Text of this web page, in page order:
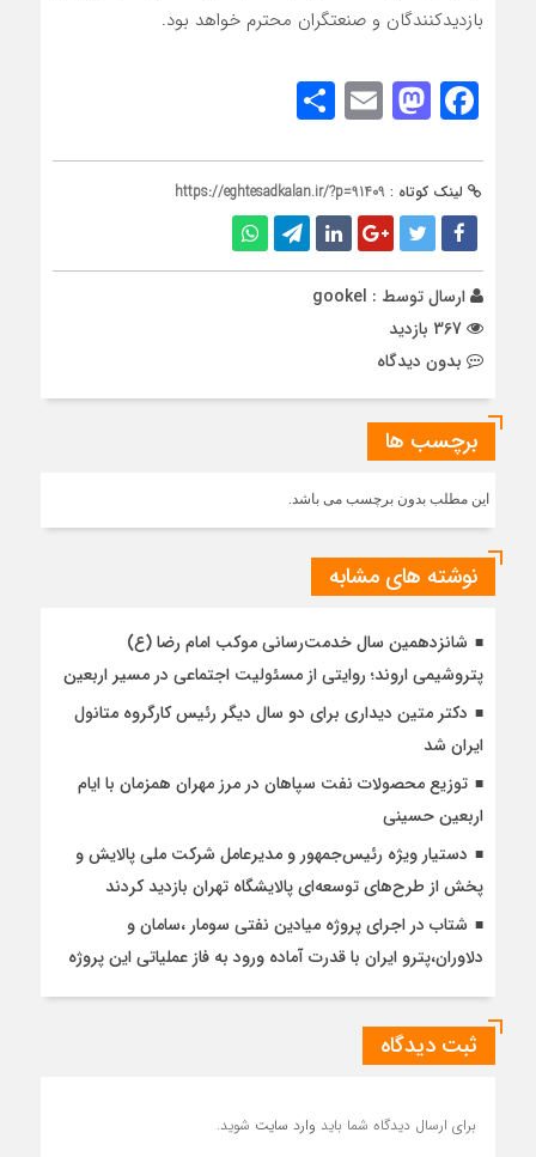
بازدیدکنندگان و صنعتگران محترم خواهد بود.
Facebook
Mastodon
Email
لینک کوتاه : https://eghtesadkalan.ir/?p=91409
ارسال توسط : gookel
بدون دیدگاه
برچسب ها
این مطلب بدون برچسب می باشد.
نوشته های مشابه
شانزدهمین سال خدمت‌رسانی موکب امام رضا (ع)
پتروشیمی اروند؛ روایتی از مسئولیت اجتماعی در مسیر اربعین
دکتر متین دیداری برای دو سال دیگر رئیس کارگروه متانول
ایران شد
توزیع محصولات نفت سپاهان در مرز مهران همزمان با ایام
اربعین حسینی
دستیار ویژه رئیس‌جمهور و مدیرعامل شرکت ملی پالایش و
پخش از طرح‌های توسعه‌ای پالایشگاه تهران بازدید کردند
شتاب در اجرای پروژه میادین نفتی سومار ،سامان و
دلاوران،پترو ایران با قدرت آماده ورود به فاز عملیاتی این پروژه
ثبت دیدگاه
برای ارسال دیدگاه شما باید وارد سایت شوید.